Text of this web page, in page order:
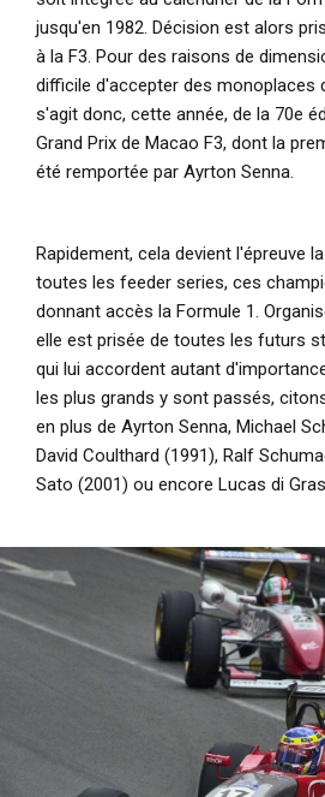
jusqu'en 1982. Décision est alors
à la F3. Pour des raisons de
difficile d'accepter des monoplaces
s'agit donc, cette année, de la 70e
Grand Prix de Macao F3, dont la
été remportée par Ayrton Senna.
Rapidement, cela devient l'épreuve
toutes les feeder series, ces
donnant accès la Formule 1.
elle est prisée de toutes les futurs
qui lui accordent autant
les plus grands y sont passés,
en plus de Ayrton Senna, Michael
David Coulthard (1991), Ralf
Sato (2001) ou encore Lucas di